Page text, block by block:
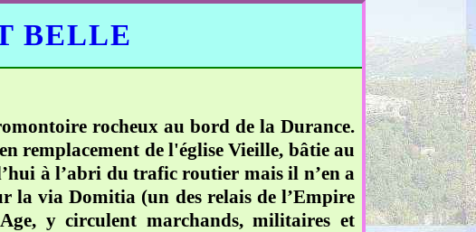
BELLE
rocheux au bord de la Durance.
remplacement de l'église Vieille, bâtie au
à l’abri du trafic routier mais il n’en a
la via Domitia (un des relais de l’Empire
y circulent marchands, militaires et